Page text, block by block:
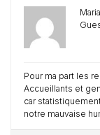
Pour ma part les
Accueillants et
car
notre mauvaise